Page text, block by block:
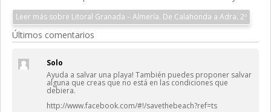
Leer más sobre Litoral Granada – Almería. De Calahonda a Adra. 2º
Últimos comentarios
Solo
Ayuda a salvar una playa! También puedes proponer salvar
alguna que creas que no está en las condiciones que
debiera.
http://www.facebook.com/#!/savethebeach?ref=ts